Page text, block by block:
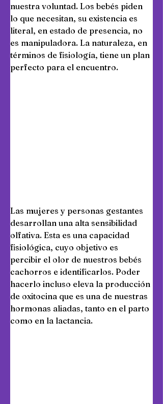
nuestra voluntad. Los bebés piden
lo que necesitan, su existencia es
literal, en estado de presencia, no
es manipuladora. La naturaleza, en
términos de fisiología, tiene un plan
perfecto para el encuentro.
Las mujeres y personas gestantes
desarrollan una alta sensibilidad
olfativa. Esta es una capacidad
fisiológica, cuyo objetivo es
percibir el olor de nuestros bebés
cachorros e identificarlos. Poder
hacerlo incluso eleva la producción
de oxitocina que es una de nuestras
hormonas aliadas, tanto en el parto
como en la lactancia.